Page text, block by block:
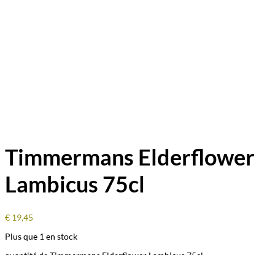
Timmermans Elderflower
Lambicus 75cl
€ 19,45
Plus que 1 en stock